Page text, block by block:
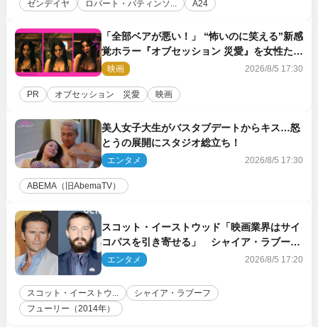
ゼンデイヤ ロバート・パティンソ... A24
「全部ベアが悪い！」 “怖いのに笑える”新感
覚ホラー『オブセッション 災愛』を女性たち
が本音で語る＜座談会＞
映画 2026/8/5 17:30
PR オブセッション 災愛 映画
美人女子大生がバスタブデートからキス…怒
とうの展開にスタジオ総立ち！
エンタメ 2026/8/5 17:30
ABEMA（旧AbemaTV）
スコット・イーストウッド「映画業界はサイ
コパスを引き寄せる」 シャイア・ラブーフ
との過去作でのトラブルを振り返る
エンタメ 2026/8/5 17:20
スコット・イーストウ...
シャイア・ラブーフ
フューリー（2014年）